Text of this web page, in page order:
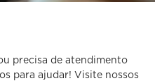
precisa de atendimento
para ajudar! Visite nossos